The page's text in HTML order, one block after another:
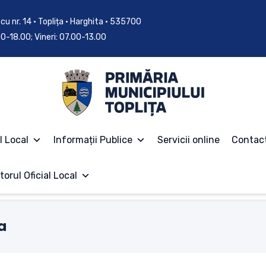
nr. 14 • Toplița • Harghita • 535700
18.00; Vineri: 07.00-13.00
Local Informații Publice Servicii online
Oficial Local